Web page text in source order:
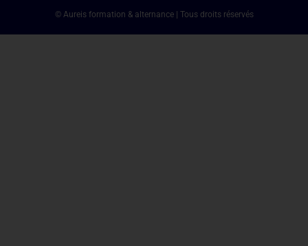
© Aureis formation & alternance | Tous droits réservés